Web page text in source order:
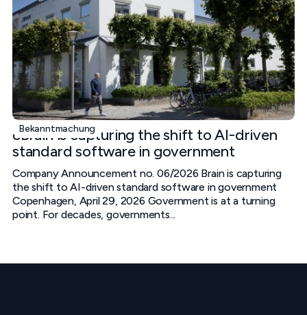
Bekanntmachung
cBrain is capturing the shift to AI-driven
standard software in government
Company Announcement no. 06/2026 Brain is capturing
the shift to AI-driven standard software in government
Copenhagen, April 29, 2026 Government is at a turning
point. For decades, governments...